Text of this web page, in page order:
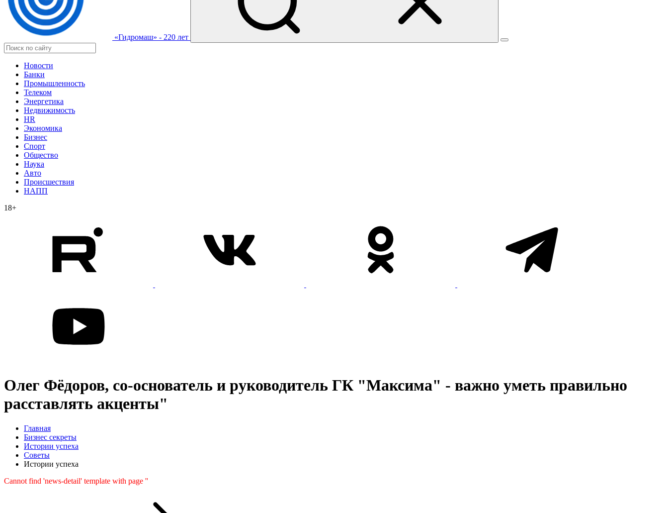
«Гидромаш» - 220 лет
Новости
Банки
Промышленность
Телеком
Энергетика
Недвижимость
HR
Экономика
Бизнес
Спорт
Общество
Наука
Авто
Происшествия
НАПП
18+
Олег Фёдоров, со-основатель и руководитель ГК "Максима" - важно уметь правильно
расставлять акценты"
Главная
Бизнес секреты
Истории успеха
Советы
Истории успеха
Cannot find 'news-detail' template with page ''